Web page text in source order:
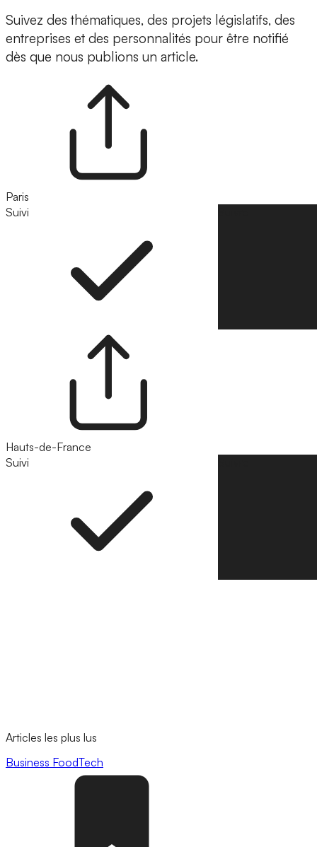
Suivez des thématiques, des projets législatifs, des
entreprises et des personnalités pour être notifié
dès que nous publions un article.
Paris
Suivi
Hauts-de-France
Suivi
Articles les plus lus
Business FoodTech